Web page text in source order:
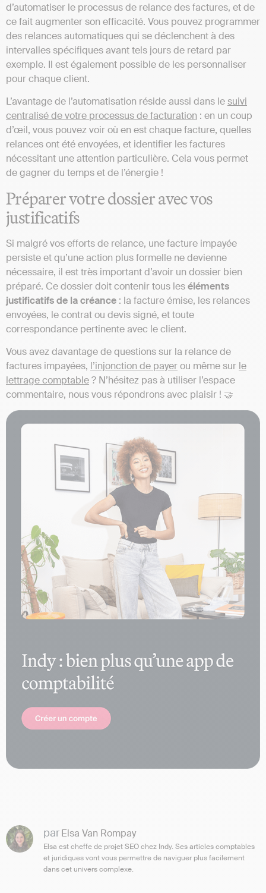
d’automatiser le processus de relance des factures, et de
ce fait augmenter son efficacité. Vous pouvez programmer
des relances automatiques qui se déclenchent à des
intervalles spécifiques avant tels jours de retard par
exemple. Il est également possible de les personnaliser
pour chaque client.
L’avantage de l’automatisation réside aussi dans lesuivi
centralisé de votre processus de facturation : en un coup
d’œil, vous pouvez voir où en est chaque facture, quelles
relances ont été envoyées, et identifier les factures
nécessitant une attention particulière. Cela vous permet
de gagner du temps et de l’énergie !
Préparer votre dossier avec vos
justificatifs
Si malgré vos efforts de relance, une facture impayée
persiste et qu’une action plus formelle ne devienne
nécessaire, il est très important d’avoir un dossier bien
préparé. Ce dossier doit contenir tous leséléments
justificatifs de la créance : la facture émise, les relances
envoyées, le contrat ou devis signé, et toute
correspondance pertinente avec le client.
Vous avez davantage de questions sur la relance de
factures impayées, l’injonction de payerou même sur le
lettrage comptable? N’hésitez pas à utiliser l’espace
commentaire, nous vous répondrons avec plaisir ! 🤝
parElsa Van Rompay
Elsa est cheffe de projet SEO chez Indy. Ses articles comptables
et juridiques vont vous permettre de naviguer plus facilement
dans cet univers complexe.